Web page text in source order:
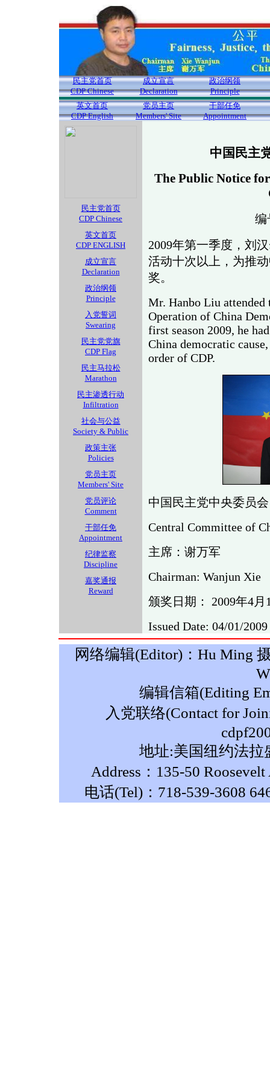
民主党首页
CDP Chinese
成立宣言
Declaration
政治纲领
Principle
英文首页
CDP English
党员主页
Members' Site
干部任免
Appointment
民主党首页
CDP Chinese
英文首页
CDP ENGLISH
成立宣言
Declaration
政治纲领
Principle
入党誓词
Swearing
民主党党旗
CDP Flag
民主马拉松
Marathon
民主渗透行动
Infiltration
社会与公益
Society & Public
政策主张
Policies
党员主页
Members' Site
党员评论
Comment
干部任免
Appointment
纪律监察
Discipline
嘉奖通报
Reward
中国民主
The Public Notice
编
2009年第一季度，刘
活动十次以上，为推
奖。
Mr. Hanbo Liu
Operation of China
first season 2009, he
China democratic
order of CDP.
中国民主党中央委员会
Central Committee of
主席：谢万军
Chairman: Wanjun Xie
颁奖日期： 2009年4月
Issued Date: 04/01/2009
网络编辑(Editor)：Hu Ming
编辑信箱(Editing
入党联络(Contact for
地址:美国纽约法拉
Address：135-50
电话(Tel)：718-539-3608